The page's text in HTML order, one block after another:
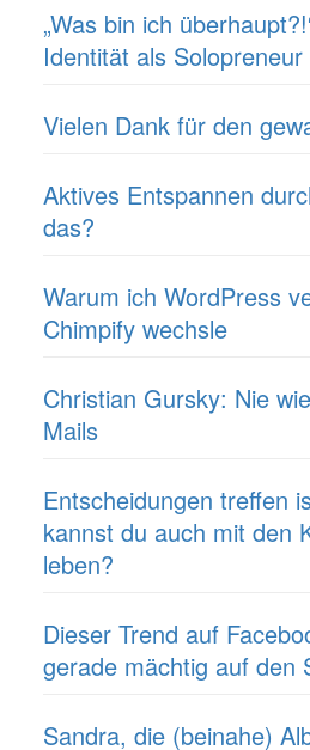
„Was bin ich
Identität als Solopreneur
Vielen Dank für den
Aktives Entspannen
das?
Warum ich WordPress
Chimpify wechsle
Christian Gursky: Nie
Mails
Entscheidungen treffen
kannst du auch mit den
leben?
Dieser Trend auf
gerade mächtig auf den
Sandra, die (beinahe)